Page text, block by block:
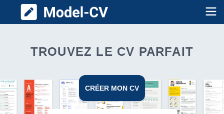
Model CV
TROUVEZ LE CV PARFAIT
CRÉER MON CV